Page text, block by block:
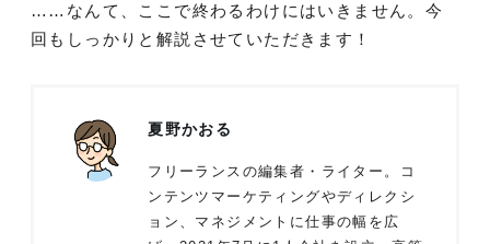
……なんて、ここで終わるわけにはいきません。今
回もしっかりと解説させていただきます！
夏野かおる
フリーランスの編集者・ライター。コ
ンテンツマーケティングやディレクシ
ョン、マネジメントに仕事の幅を広